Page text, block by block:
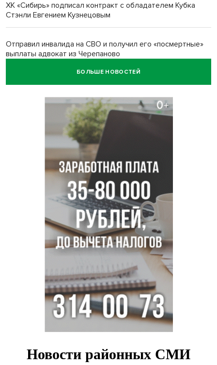
ХК «Сибирь» подписал контракт с обладателем Кубка
Стэнли Евгением Кузнецовым
Отправил инвалида на СВО и получил его «посмертные»
выплаты адвокат из Черепаново
Андрей Травников поздравил новосибирцев с
Ученики новосибирского лицея победили в
Международной олимпиаде по ИИ
Остановку электричек о.п. Радуга Сибири начали строить
в Новосибирске
Транспортная прокуратура проверит S7 после инцидента
в аэропорту Норильска
БОЛЬШЕ НОВОСТЕЙ